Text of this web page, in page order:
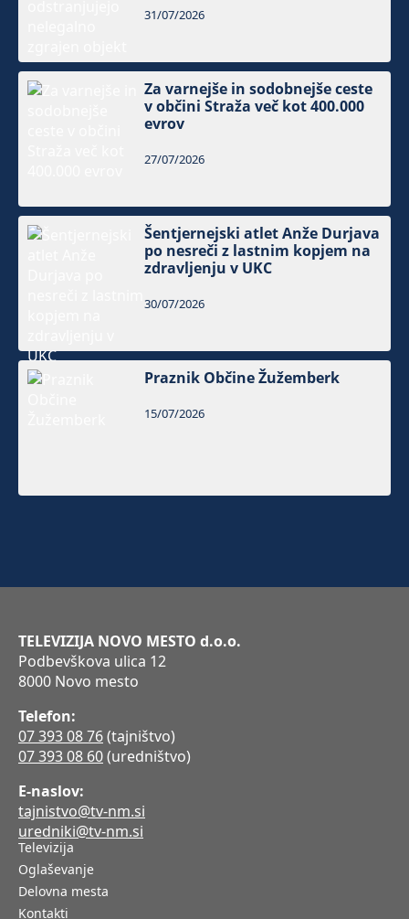
31/07/2026
Za varnejše in sodobnejše ceste
v občini Straža več kot 400.000
evrov
27/07/2026
Šentjernejski atlet Anže Durjava
po nesreči z lastnim kopjem na
zdravljenju v UKC
30/07/2026
Praznik Občine Žužemberk
15/07/2026
TELEVIZIJA NOVO MESTO d.o.o.
Podbevškova ulica 12
8000 Novo mesto
Telefon:
07 393 08 76(tajništvo)
07 393 08 60(uredništvo)
E-naslov:
tajnistvo@tv-nm.si
uredniki@tv-nm.si
Televizija
Oglaševanje
Delovna mesta
Kontakti